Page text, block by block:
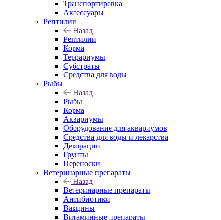
Транспортировка
Аксессуары
Рептилии
Назад
Рептилии
Корма
Террариумы
Субстраты
Средства для воды
Рыбы
Назад
Рыбы
Корма
Аквариумы
Оборудование для аквариумов
Средства для воды и лекарства
Декорации
Грунты
Переноски
Ветеринарные препараты
Назад
Ветеринарные препараты
Антибиотики
Вакцины
Витаминные препараты